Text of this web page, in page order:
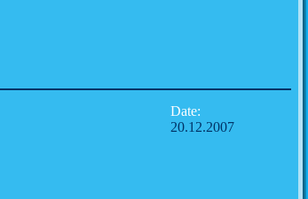
Date:
20.12.2007